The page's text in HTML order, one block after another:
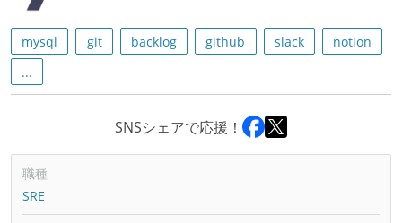
mysql git backlog github slack
notion
...
SNSシェアで応援！
職種
SRE